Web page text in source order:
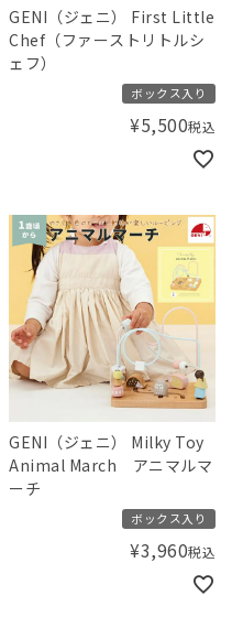
GENI（ジェニ） First Little
Chef（ファーストリトルシ
ェフ）
ボックス入り
¥5,500税込
GENI（ジェニ） Milky Toy
Animal March アニマルマ
ーチ
ボックス入り
¥3,960税込